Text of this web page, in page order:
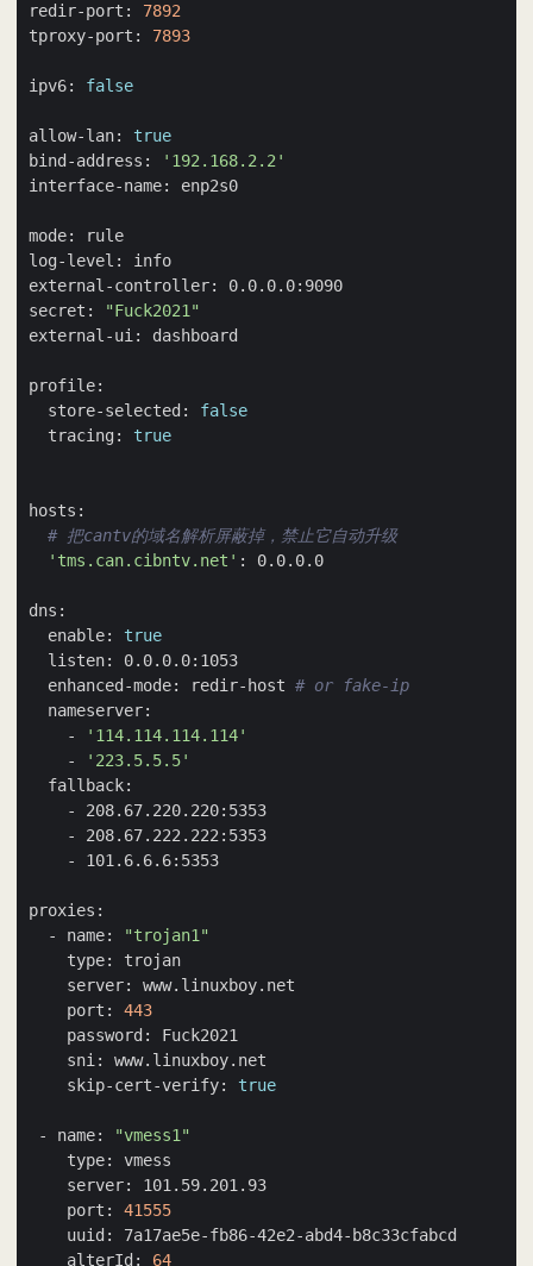
redir-port: 7892
tproxy-port: 7893
ipv6: false
allow-lan: true
bind-address:
'192.168.2.2'
secret:
"Fuck2021"
  store-selected:
false
  tracing:
true
# 把cantv的域名解析屏蔽掉，禁止它自动升级
'tms.can.cibntv.net'
  enable:
true
  enhanced-mode: redir-host
# or fake-ip
    -
'114.114.114.114'
    -
'223.5.5.5'
  - name:
"trojan1"
    port:
443
    skip-cert-verify:
true
- name:
"vmess1"
    port:
41555
    alterId:
64